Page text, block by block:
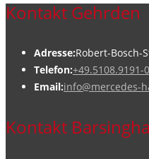
Kontakt Gehrden
Adresse:Robert-Bosch-
Telefon:+49.5108.9191-0
Email:info@mercedes-
Kontakt